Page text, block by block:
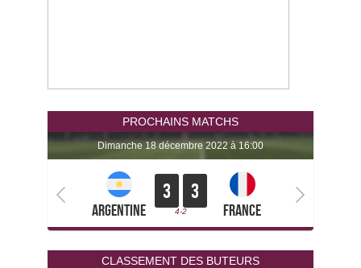
PROCHAINS MATCHS
dimanche 18 décembre 2022 à 16:00
Argentine
3 3
4-2 France
CLASSEMENT DES BUTEURS